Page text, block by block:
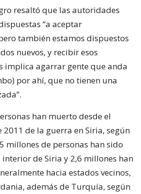
resaltó que las autoridades
“a aceptar
también estamos dispuestos
nuevos, y recibir esos
implica agarrar gente que anda
por ahí, que no tienen una
han muerto desde el
2011 de la guerra en Siria, según
millones de personas han sido
de Siria y 2,6 millones han
hacia estados vecinos,
además de Turquía, según